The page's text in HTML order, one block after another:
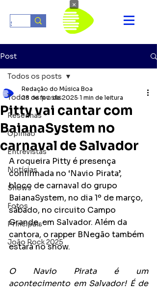
Post
Todos os posts
Resenhas
Opinião
Entrevistas
Notícias
Shows
Fotos
Principais
João Rock 2025
Todos os posts
Pitty vai cantar com
BaianaSystem no
carnaval de Salvador
Redação do Música Boa
28 de fev. de 2025 1 min de leitura
A roqueira Pitty é presença
confirmada no ‘Navio Pirata’,
bloco de carnaval do grupo
BaianaSystem, no dia 1º de março,
sábado, no circuito Campo
Grande, em Salvador. Além da
cantora, o rapper BNegão também
estará no show.
O Navio Pirata é um
acontecimento em Salvador! É de
×